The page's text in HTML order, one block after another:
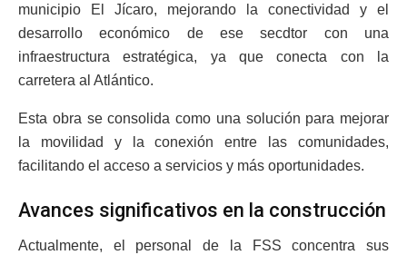
municipio El Jícaro, mejorando la conectividad y el
desarrollo económico de ese secdtor con una
infraestructura estratégica, ya que conecta con la
carretera al Atlántico.
Esta obra se consolida como una solución para mejorar
la movilidad y la conexión entre las comunidades,
facilitando el acceso a servicios y más oportunidades.
Avances significativos en la construcción
Actualmente, el personal de la FSS concentra sus